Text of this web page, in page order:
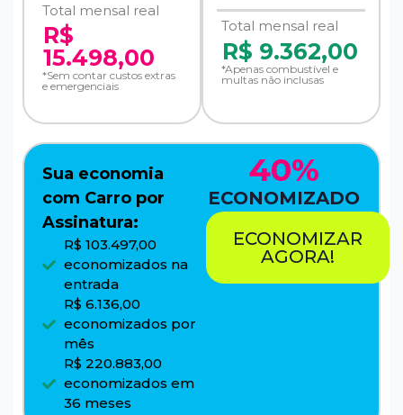
Total mensal real
R$
15.498,00
*Sem contar custos extras
e emergenciais
Total mensal real
R$ 9.362,00
*Apenas combustível e
multas não inclusas
Sua economia
com Carro por
Assinatura:
R$ 103.497,00
economizados na
entrada
R$ 6.136,00
economizados por
mês
R$ 220.883,00
economizados em
36 meses
40%
ECONOMIZADO
ECONOMIZAR
AGORA!